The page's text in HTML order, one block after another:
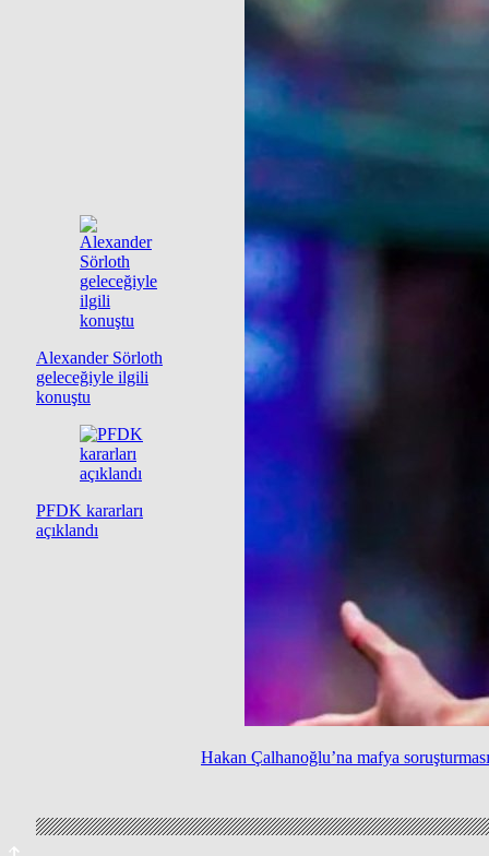
Alexander Sörloth
geleceğiyle ilgili
konuştu
PFDK kararları
açıklandı
Hakan Çalhanoğlu’na mafya